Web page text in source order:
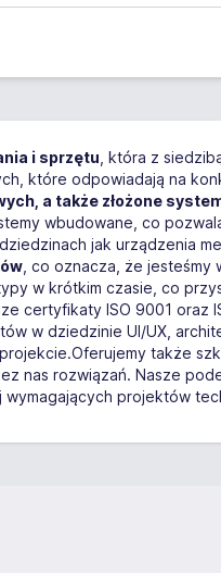
i sprzętu , która z
które odpowiadają na
a także złożone
wbudowane, co
jak urządzenia
, co oznacza, że
w krótkim czasie, co
certyfikaty ISO 9001 oraz
w dziedzinie UI/UX,
także
nas rozwiązań. Nasze
wymagających projektów